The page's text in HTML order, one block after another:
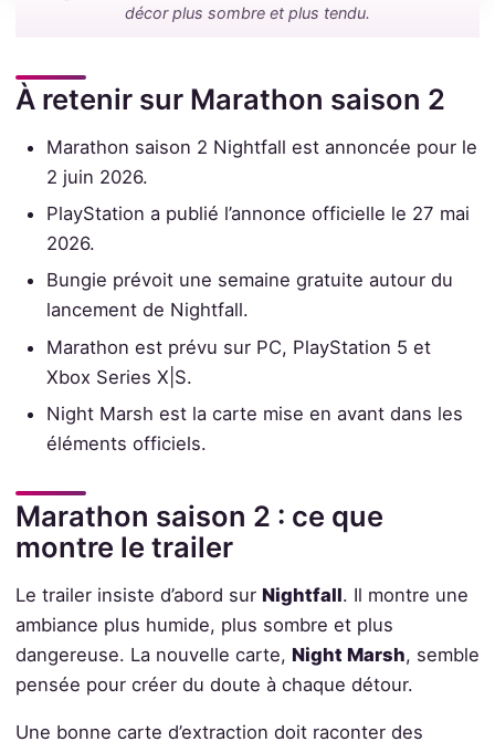
décor plus sombre et plus tendu.
À retenir sur Marathon saison 2
Marathon saison 2 Nightfall est annoncée pour le
2 juin 2026.
PlayStation a publié l’annonce officielle le 27 mai
2026.
Bungie prévoit une semaine gratuite autour du
lancement de Nightfall.
Marathon est prévu sur PC, PlayStation 5 et
Xbox Series X|S.
Night Marsh est la carte mise en avant dans les
éléments officiels.
Marathon saison 2 : ce que
montre le trailer
Le trailer insiste d’abord sur Nightfall. Il montre une
ambiance plus humide, plus sombre et plus
dangereuse. La nouvelle carte, Night Marsh, semble
pensée pour créer du doute à chaque détour.
Une bonne carte d’extraction doit raconter des